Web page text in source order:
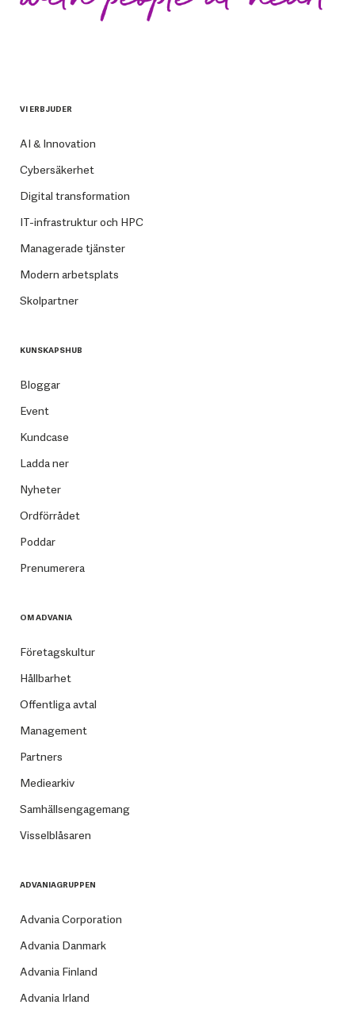
VI ERBJUDER
AI & Innovation
Cybersäkerhet
Digital transformation
IT-infrastruktur och HPC
Managerade tjänster
Modern arbetsplats
Skolpartner
KUNSKAPSHUB
Bloggar
Event
Kundcase
Ladda ner
Nyheter
Ordförrådet
Poddar
Prenumerera
OM ADVANIA
Företagskultur
Hållbarhet
Offentliga avtal
Management
Partners
Mediearkiv
Samhällsengagemang
Visselblåsaren
ADVANIAGRUPPEN
Advania Corporation
Advania Danmark
Advania Finland
Advania Irland